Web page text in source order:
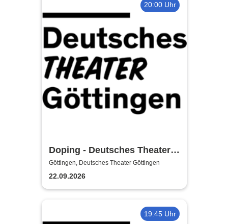
20:00 Uhr
Doping - Deutsches Theater
Göttingen
Göttingen, Deutsches Theater Göttingen
22.09.2026
19:45 Uhr